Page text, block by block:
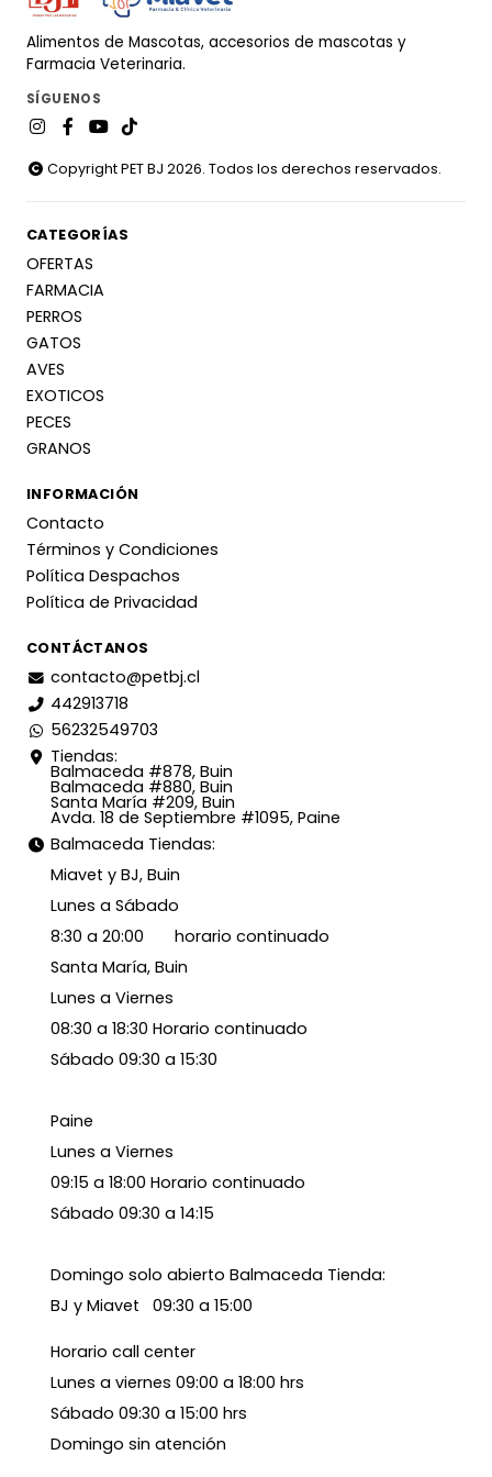
Alimentos de Mascotas, accesorios de mascotas y
Farmacia Veterinaria.
SÍGUENOS
Copyright PET BJ 2026. Todos los derechos reservados.
CATEGORÍAS
OFERTAS
FARMACIA
PERROS
GATOS
AVES
EXOTICOS
PECES
GRANOS
INFORMACIÓN
Contacto
Términos y Condiciones
Política Despachos
Política de Privacidad
CONTÁCTANOS
contacto@petbj.cl
442913718
56232549703
Tiendas:
Balmaceda #878, Buin
Balmaceda #880, Buin
Santa María #209, Buin
Avda. 18 de Septiembre #1095, Paine
Balmaceda Tiendas:
Miavet y BJ, Buin
Lunes a Sábado
8:30 a 20:00 horario continuado
Santa María, Buin
Lunes a Viernes
08:30 a 18:30 Horario continuado
Sábado 09:30 a 15:30
Paine
Lunes a Viernes
09:15 a 18:00 Horario continuado
Sábado 09:30 a 14:15
Domingo solo abierto Balmaceda Tienda:
BJ y Miavet 09:30 a 15:00
Horario call center
Lunes a viernes 09:00 a 18:00 hrs
Sábado 09:30 a 15:00 hrs
Domingo sin atención